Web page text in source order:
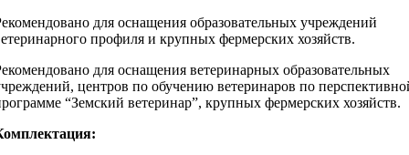
для оснащения образовательных учреждений
профиля и крупных фермерских хозяйств.
для оснащения ветеринарных образовательных
центров по обучению ветеринаров по
“Земский ветеринар”, крупных фермерских хозяйств.